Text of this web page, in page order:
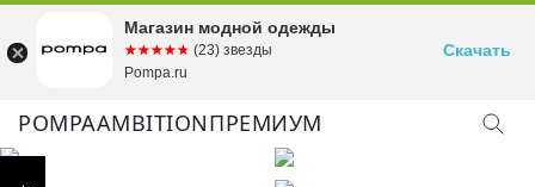
POMPAAMBITIONПРЕМИУМ
Магазин модной одежды
☆☆☆☆☆
★★★★★ (23) звезды
Pompa.ru
Скачать